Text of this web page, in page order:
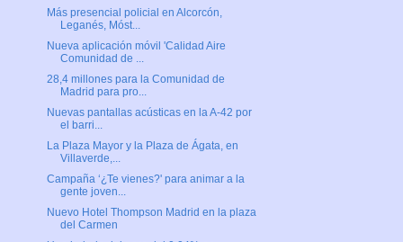
Más presencial policial en Alcorcón,
Leganés, Móst...
Nueva aplicación móvil 'Calidad Aire
Comunidad de ...
28,4 millones para la Comunidad de
Madrid para pro...
Nuevas pantallas acústicas en la A-42 por
el barri...
La Plaza Mayor y la Plaza de Ágata, en
Villaverde,...
Campaña ‘¿Te vienes?' para animar a la
gente joven...
Nuevo Hotel Thompson Madrid en la plaza
del Carmen